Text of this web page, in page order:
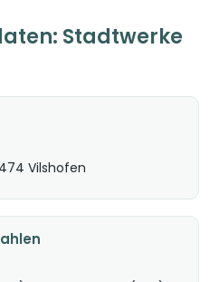
Stadtwerke
Vilshofen